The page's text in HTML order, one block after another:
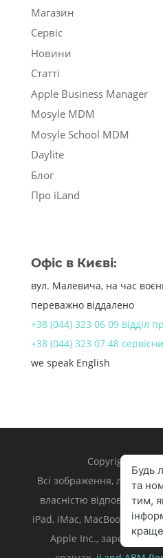
Магазин
Сервіс
Новини
Статті
Apple Business Manager
Mosyle MDM
Mosyle School MDM
Daylite
Блог
Про iLand
Офіс в Києві:
вул. Малевича, на час
переважно віддалено
+38 (044) 323 06 09 відділ
+38 (044) 323 07 48
we speak English
Copyright 1998
Всі зображення, логотипи
власністю відповідних
iPad, iMac, MacBook, Mac є
Apple Inc.,